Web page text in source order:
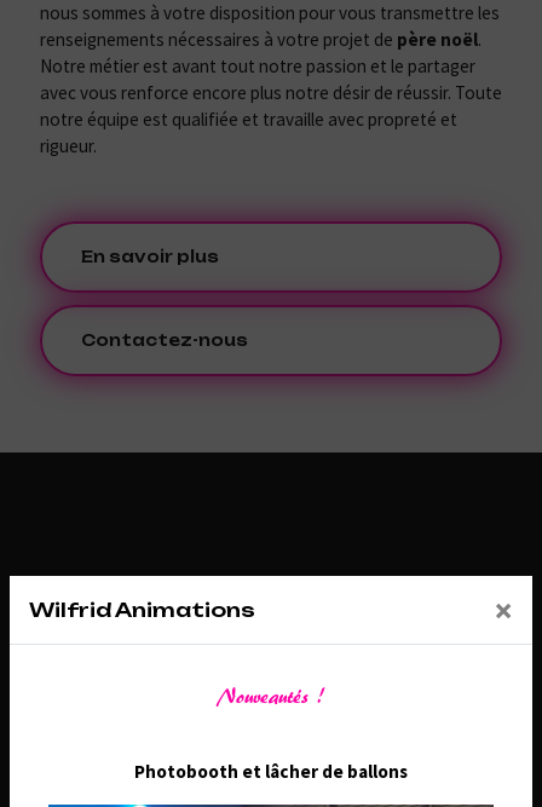
Wilfrid Animations ×
Nouveautés !
Photobooth et lâcher de ballons
nous sommes à votre disposition pour vous transmettre les
renseignements nécessaires à votre projet de père noël.
Notre métier est avant tout notre passion et le partager
avec vous renforce encore plus notre désir de réussir. Toute
notre équipe est qualifiée et travaille avec propreté et
rigueur.
En savoir plus
Contactez-nous
Adresse